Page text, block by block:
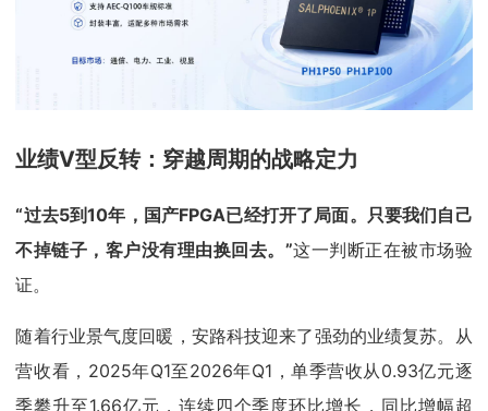
业绩V型反转：穿越周期的战略定力
“过去5到10年，国产FPGA已经打开了局面。只要我们自己
不掉链子，客户没有理由换回去。”这一判断正在被市场验
证。
随着行业景气度回暖，安路科技迎来了强劲的业绩复苏。从
营收看，2025年Q1至2026年Q1，单季营收从0.93亿元逐
季攀升至1.66亿元，连续四个季度环比增长，同比增幅超